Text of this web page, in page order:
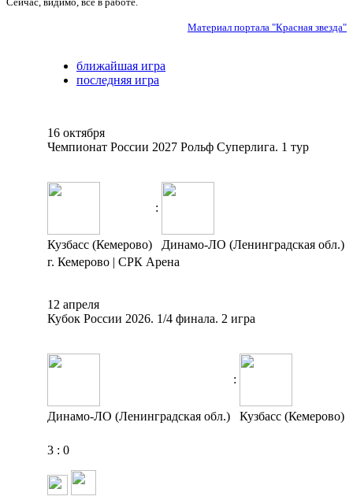
Материал портала "Красная звезда"
ближайшая игра
последняя игра
16 октября
Чемпионат России 2027 Рольф Суперлига. 1 тур
:
Кузбасс (Кемерово)
Динамо-ЛО (Ленинградская обл.)
г. Кемерово | СРК Арена
12 апреля
Кубок России 2026. 1/4 финала. 2 игра
:
Динамо-ЛО (Ленинградская обл.) Кузбасс (Кемерово)
3 : 0